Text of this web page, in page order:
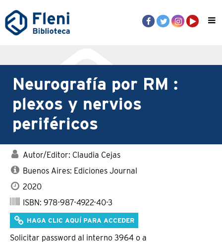
Neurografía por RM :
plexos y nervios
periféricos
Autor/Editor: Claudia Cejas
Buenos Aires: Ediciones Journal
2020
ISBN: 978-987-4922-40-3
HAGA CLIC AQUÍ PARA ACCEDER
Solicitar password al interno 3964 o a